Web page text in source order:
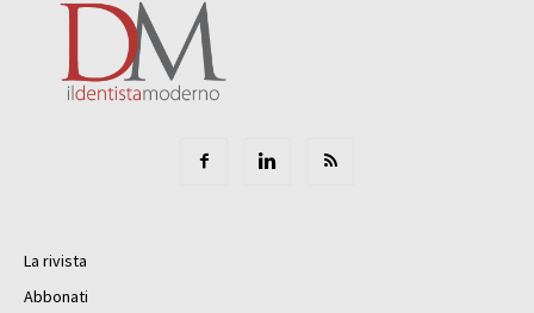
La rivista
Abbonati